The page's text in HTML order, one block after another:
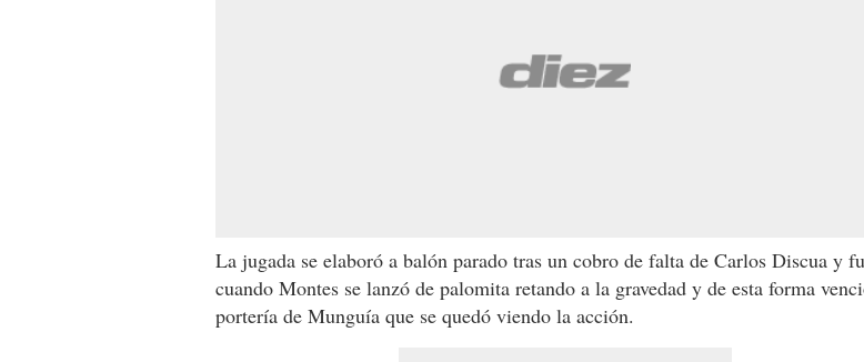
La jugada se elaboró a balón parado tras un cobro de falta de Carlos Discua y
cuando Montes se lanzó de palomita retando a la gravedad y de esta forma
portería de Munguía que se quedó viendo la acción.